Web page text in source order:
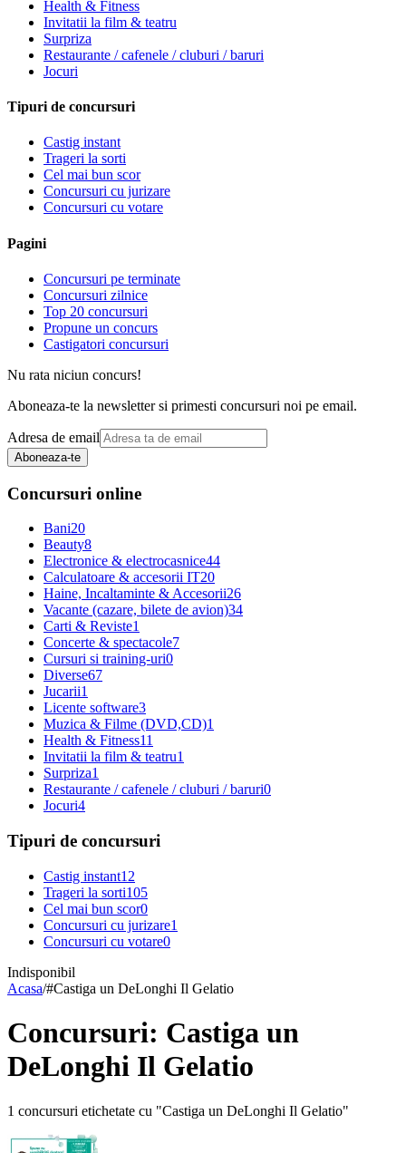
Health & Fitness
Invitatii la film & teatru
Surpriza
Restaurante / cafenele / cluburi / baruri
Jocuri
Tipuri de concursuri
Castig instant
Trageri la sorti
Cel mai bun scor
Concursuri cu jurizare
Concursuri cu votare
Pagini
Concursuri pe terminate
Concursuri zilnice
Top 20 concursuri
Propune un concurs
Castigatori concursuri
Nu rata niciun concurs!
Aboneaza-te la newsletter si primesti concursuri noi pe email.
Adresa de email
Aboneaza-te
Concursuri online
Bani20
Beauty8
Electronice & electrocasnice44
Calculatoare & accesorii IT20
Haine, Incaltaminte & Accesorii26
Vacante (cazare, bilete de avion)34
Carti & Reviste1
Concerte & spectacole7
Cursuri si training-uri0
Diverse67
Jucarii1
Licente software3
Muzica & Filme (DVD,CD)1
Health & Fitness11
Invitatii la film & teatru1
Surpriza1
Restaurante / cafenele / cluburi / baruri0
Jocuri4
Tipuri de concursuri
Castig instant12
Trageri la sorti105
Cel mai bun scor0
Concursuri cu jurizare1
Concursuri cu votare0
Indisponibil
Acasa/#Castiga un DeLonghi Il Gelatio
Concursuri: Castiga un
DeLonghi Il Gelatio
1 concursuri etichetate cu "Castiga un DeLonghi Il Gelatio"